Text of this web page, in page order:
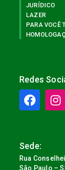
JURÍDICO
LAZER
PARA VOCÊ
Redes
Sede:
Rua
São Paulo –